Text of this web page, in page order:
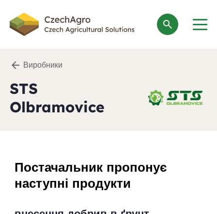
search
Виробники
STS
Olbramovice
Постачальник пропонує
наступні продукти